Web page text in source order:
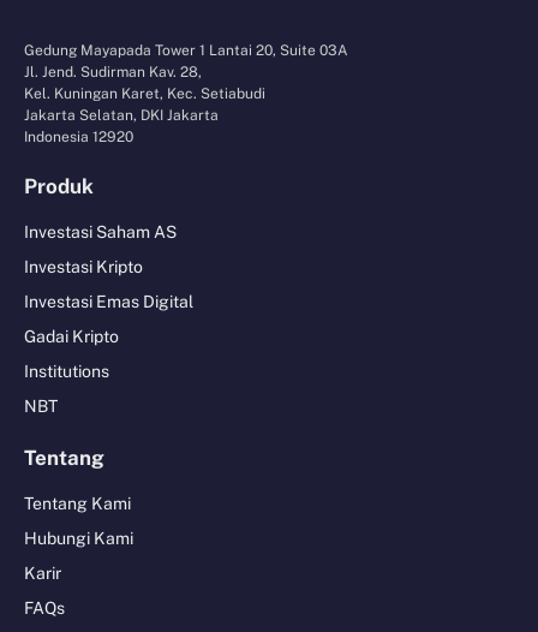
Gedung Mayapada Tower 1 Lantai 20, Suite 03A
Jl. Jend. Sudirman Kav. 28,
Kel. Kuningan Karet, Kec. Setiabudi
Jakarta Selatan, DKI Jakarta
Indonesia 12920
Produk
Investasi Saham AS
Investasi Kripto
Investasi Emas Digital
Gadai Kripto
Institutions
NBT
Tentang
Tentang Kami
Hubungi Kami
Karir
FAQs